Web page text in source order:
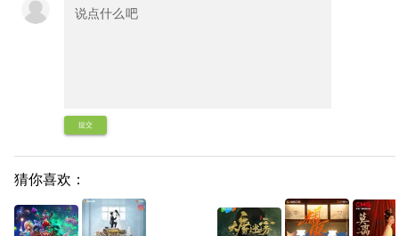
提交
猜你喜欢：